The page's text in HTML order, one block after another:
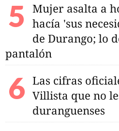
Mujer asalta a
hacía 'sus
de Durango; lo
pantalón
Las cifras
Villista que no
duranguenses